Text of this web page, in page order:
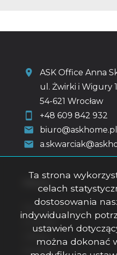
ASK Office Anna
ul. Żwirki i Wigury
54-621 Wrocław
+48 609 842 932
biuro@askhome.pl
Strona główna
O firmie
Kontakt
Ta strona
celach
dostosowania
indywidualnych
ustawień
można dokonać